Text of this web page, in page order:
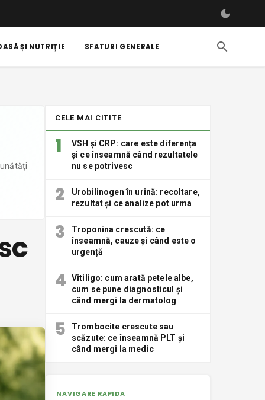
ȘI NUTRIȚIE SFATURI GENERALE
CELE MAI CITITE
1
VSH și CRP: care este diferența
și ce înseamnă când rezultatele
nu se potrivesc
2
Urobilinogen în urină: recoltare,
rezultat și ce analize pot urma
3
Troponina crescută: ce
înseamnă, cauze și când este o
urgență
4
Vitiligo: cum arată petele albe,
cum se pune diagnosticul și
când mergi la dermatolog
5
Trombocite crescute sau
scăzute: ce înseamnă PLT și
când mergi la medic
NAVIGARE RAPIDA